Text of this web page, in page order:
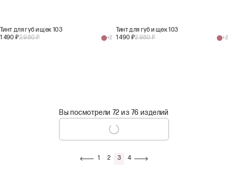
Тинт для губ и щек 103
1 490 ₽2 980₽ +2
Тинт для губ и щек 103
1 490 ₽2 980₽ +2
Вы посмотрели 72 из 76 изделий
1 2 3 4